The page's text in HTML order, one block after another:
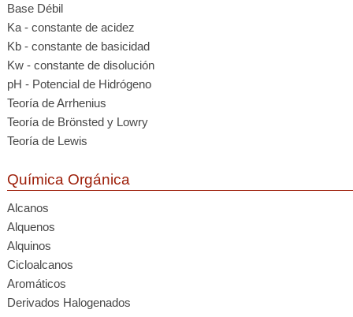
Base Débil
Ka - constante de acidez
Kb - constante de basicidad
Kw - constante de disolución
pH - Potencial de Hidrógeno
Teoría de Arrhenius
Teoría de Brönsted y Lowry
Teoría de Lewis
Química Orgánica
Alcanos
Alquenos
Alquinos
Cicloalcanos
Aromáticos
Derivados Halogenados